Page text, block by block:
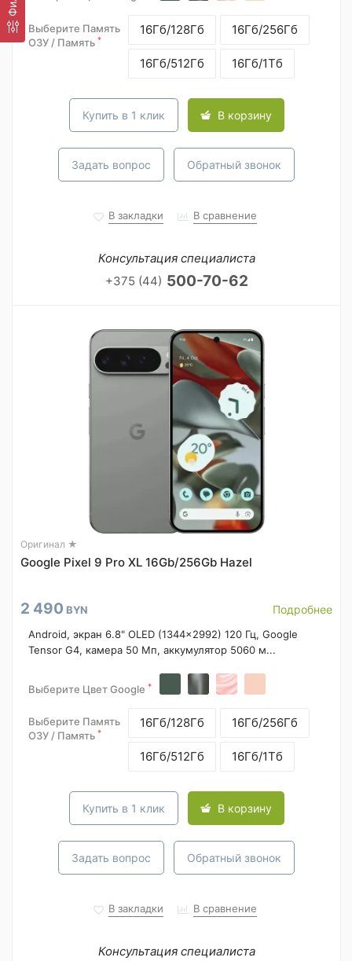
Выберите Память
ОЗУ / Память *
16Гб/128Гб 16Гб/256Гб
16Гб/512Гб 16Гб/1Тб
Купить в 1 клик В корзину
Задать вопрос Обратный звонок
В закладки В сравнение
Консультация специалиста
+375 (44) 500-70-62
Оригинал ★
Google Pixel 9 Pro XL 16Gb/256Gb Hazel
2 490 BYN Подробнее
Android, экран 6.8" OLED (1344x2992) 120 Гц, Google
Tensor G4, камера 50 Мп, аккумулятор 5060 м...
Выберите Цвет Google *
Выберите Память
ОЗУ / Память *
16Гб/128Гб 16Гб/256Гб
16Гб/512Гб 16Гб/1Тб
Купить в 1 клик В корзину
Задать вопрос Обратный звонок
В закладки В сравнение
Консультация специалиста